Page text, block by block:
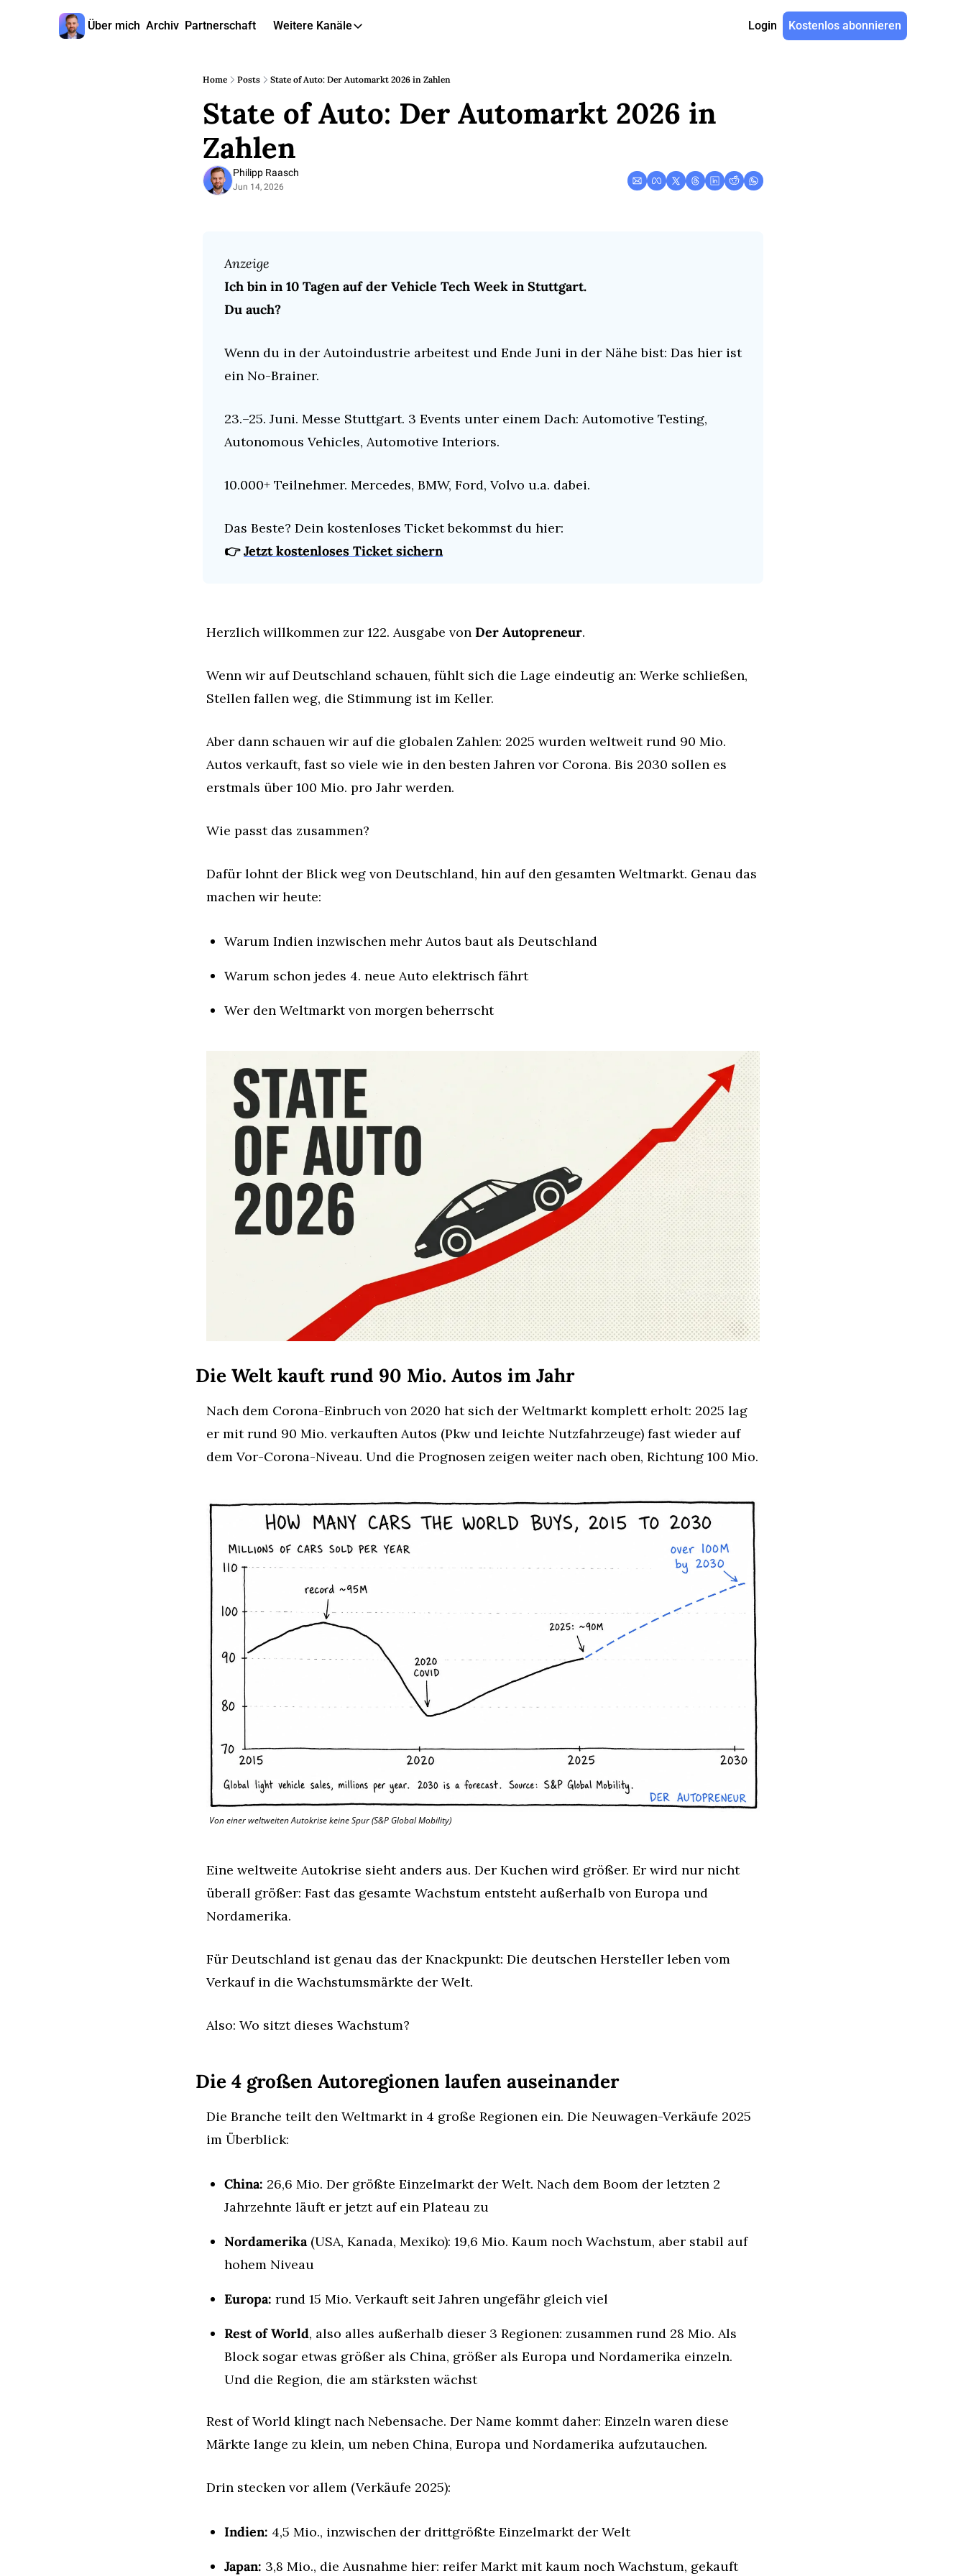
Über mich Archiv Partnerschaft Weitere Kanäle
Weitere Kanäle
🎧 Podcast
📺 YouTube
Login Kostenlos abonnieren
Home Posts State of Auto: Der Automarkt 2026 in Zahlen
State of Auto: Der Automarkt 2026 in
Zahlen
Philipp Raasch
Jun 14, 2026
Anzeige
Ich bin in 10 Tagen auf der Vehicle Tech Week in Stuttgart.
Du auch?
Wenn du in der Autoindustrie arbeitest und Ende Juni in der Nähe bist: Das hier ist
ein No-Brainer.
23.–25. Juni. Messe Stuttgart. 3 Events unter einem Dach: Automotive Testing,
Autonomous Vehicles, Automotive Interiors.
10.000+ Teilnehmer. Mercedes, BMW, Ford, Volvo u.a. dabei.
Das Beste? Dein kostenloses Ticket bekommst du hier:
👉 Jetzt kostenloses Ticket sichern
Herzlich willkommen zur 122. Ausgabe von Der Autopreneur.
Wenn wir auf Deutschland schauen, fühlt sich die Lage eindeutig an: Werke schließen,
Stellen fallen weg, die Stimmung ist im Keller.
Aber dann schauen wir auf die globalen Zahlen: 2025 wurden weltweit rund 90 Mio.
Autos verkauft, fast so viele wie in den besten Jahren vor Corona. Bis 2030 sollen es
erstmals über 100 Mio. pro Jahr werden.
Wie passt das zusammen?
Dafür lohnt der Blick weg von Deutschland, hin auf den gesamten Weltmarkt. Genau das
machen wir heute:
Warum Indien inzwischen mehr Autos baut als Deutschland
Warum schon jedes 4. neue Auto elektrisch fährt
Wer den Weltmarkt von morgen beherrscht
Die Welt kauft rund 90 Mio. Autos im Jahr
Nach dem Corona-Einbruch von 2020 hat sich der Weltmarkt komplett erholt: 2025 lag
er mit rund 90 Mio. verkauften Autos (Pkw und leichte Nutzfahrzeuge) fast wieder auf
dem Vor-Corona-Niveau. Und die Prognosen zeigen weiter nach oben, Richtung 100 Mio.
Von einer weltweiten Autokrise keine Spur (S&P Global Mobility)
Eine weltweite Autokrise sieht anders aus. Der Kuchen wird größer. Er wird nur nicht
überall größer: Fast das gesamte Wachstum entsteht außerhalb von Europa und
Nordamerika.
Für Deutschland ist genau das der Knackpunkt: Die deutschen Hersteller leben vom
Verkauf in die Wachstumsmärkte der Welt.
Also: Wo sitzt dieses Wachstum?
Die 4 großen Autoregionen laufen auseinander
Die Branche teilt den Weltmarkt in 4 große Regionen ein. Die Neuwagen-Verkäufe 2025
im Überblick:
China: 26,6 Mio. Der größte Einzelmarkt der Welt. Nach dem Boom der letzten 2
Jahrzehnte läuft er jetzt auf ein Plateau zu
Nordamerika (USA, Kanada, Mexiko): 19,6 Mio. Kaum noch Wachstum, aber stabil auf
hohem Niveau
Europa: rund 15 Mio. Verkauft seit Jahren ungefähr gleich viel
Rest of World, also alles außerhalb dieser 3 Regionen: zusammen rund 28 Mio. Als
Block sogar etwas größer als China, größer als Europa und Nordamerika einzeln.
Und die Region, die am stärksten wächst
Rest of World klingt nach Nebensache. Der Name kommt daher: Einzeln waren diese
Märkte lange zu klein, um neben China, Europa und Nordamerika aufzutauchen.
Drin stecken vor allem (Verkäufe 2025):
Indien: 4,5 Mio., inzwischen der drittgrößte Einzelmarkt der Welt
Japan: 3,8 Mio., die Ausnahme hier: reifer Markt mit kaum noch Wachstum, gekauft